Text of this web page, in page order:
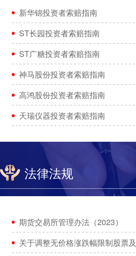
新华锦投资者索赔指南
ST长园投资者索赔指南
ST广糖投资者索赔指南
神马股份投资者索赔指南
高鸿股份投资者索赔指南
天瑞仪器投资者索赔指南
法律法规
期货交易所管理办法（2023）
关于调整无价格涨跌幅限制股票